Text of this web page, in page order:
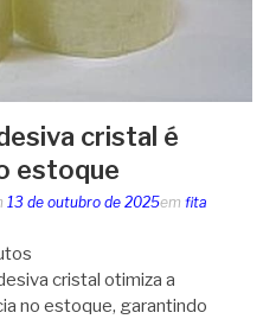
cristal é
estoque
13 de outubro de 2025em fita
cristal otimiza a
no estoque, garantindo